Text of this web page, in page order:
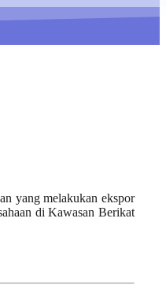
yang melakukan ekspor
di Kawasan Berikat